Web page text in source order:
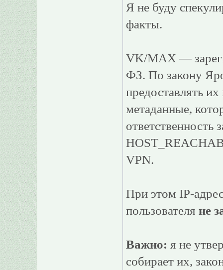
Я не буду
факты.
VK/MAX —
ФЗ. По закону
предоставлять
метаданные,
ответственность
VPN.
При этом IP-
пользователя не
Важно: я не
собирает их,